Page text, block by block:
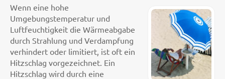
Wenn eine hohe
Umgebungstemperatur und
Luftfeuchtigkeit die Wärmeabgabe
durch Strahlung und Verdampfung
verhindert oder limitiert, ist oft ein
Hitzschlag vorgezeichnet. Ein
Hitzschlag wird durch eine